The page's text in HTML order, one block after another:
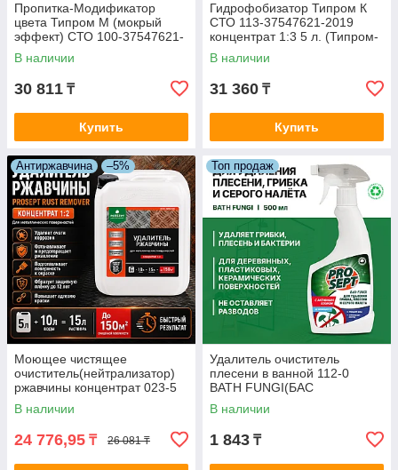
Пропитка-Модификатор
цвета Типром М (мокрый
эффект) СТО 100-37547621-
2019 готовый состав 5 л.
(Типром - Россия)
В наличии
30 811 ₸
Купить
Гидрофобизатор Типром К
СТО 113-37547621-2019
концентрат 1:3 5 л. (Типром-
Россия)
В наличии
31 360 ₸
Купить
Антиржавчина –5%
Моющее чистящее
очиститель(нейтрализатор)
ржавчины концентрат 023-5
RUST REMOVER(РАСТ
РЕМОВЕР), - 5л=150м2.
В наличии
24 776,95 ₸ 26 081 ₸
Топ продаж
Удалитель очиститель
плесени в ванной 112-0
BATH FUNGI(БАС
ФАНГИ)Концентрат 0,5 л.
В наличии
1 843 ₸